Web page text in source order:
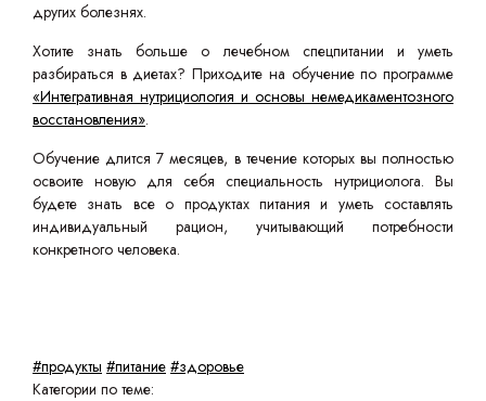
других болезнях.
Хотите знать больше о лечебном спецпитании и уметь
разбираться в диетах? Приходите на обучение по программе
«Интегративная нутрициология и основы немедикаментозного
восстановления».
Обучение длится 7 месяцев, в течение которых вы полностью
освоите новую для себя специальность нутрициолога. Вы
будете знать все о продуктах питания и уметь составлять
индивидуальный рацион, учитывающий потребности
конкретного человека.
#продукты #питание #здоровье
Категории по теме: